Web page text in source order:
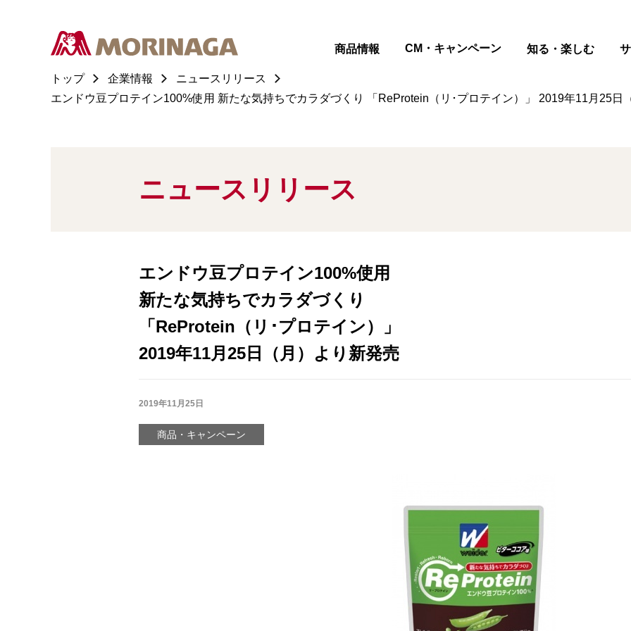
商品情報 CM・キャンペーン 知る・楽しむ
トップ 企業情報
ニュースリリース
エンドウ豆プロテイン100%使用 新たな気持ちでカラダづくり 「ReProtein（リ･プロテイン）」 2019年11月25日
ニュースリリース
エンドウ豆プロテイン100%使用
新たな気持ちでカラダづくり
「ReProtein（リ･プロテイン）」
2019年11月25日（月）より新発売
2019年11月25日
商品・キャンペーン